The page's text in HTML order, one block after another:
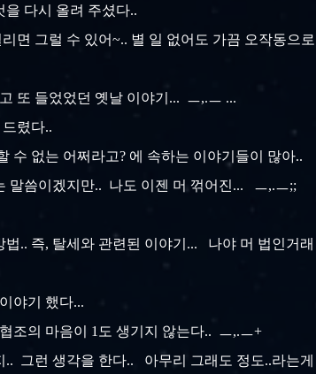
다시 올려 주셨다..
면 그럴 수 있어~.. 별 일 없어도 가끔 오작동으로
또 들었었던 옛날 이야기... ㅡ,.ㅡ ...
드렸다..
없는 어쩌라고? 에 속하는 이야기들이 많아..
말씀이겠지만.. 나도 이젠 머 꺾어진... ㅡ,.ㅡ;;
.. 즉, 탈세와 관련된 이야기... 나야 머 법인거래
야기 했다...
조의 마음이 1도 생기지 않는다.. ㅡ,.ㅡ+
그런 생각을 한다.. 아무리 그래도 정도..라는게